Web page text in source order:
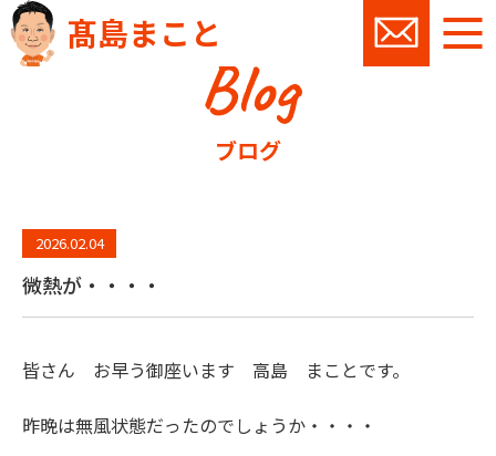
髙島まこと
Blog
ブログ
2026.02.04
微熱が・・・・
皆さん お早う御座います 高島 まことです。
昨晩は無風状態だったのでしょうか・・・・